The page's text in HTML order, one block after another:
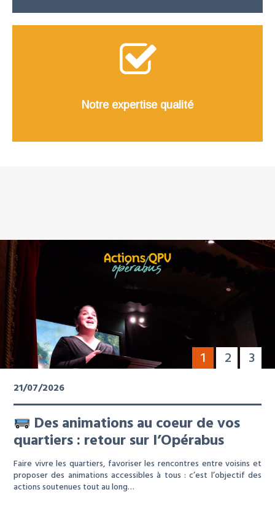
Notre expertise qualité
1 2 3
21/07/2026
Des animations au coeur de vos
quartiers : retour sur l’Opérabus
Faire vivre les quartiers, favoriser les rencontres entre voisins et
proposer des animations accessibles à tous : c’est l’objectif des
actions soutenues tout au long…